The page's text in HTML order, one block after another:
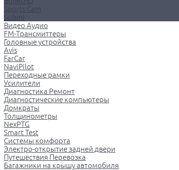
Sports Cam
Subini
Видео Аудио
FM-Трансмиттеры
Головные устройства
Avis
FarCar
NaviPilot
Переходные рамки
Усилители
Диагностика Ремонт
Диагностические компьютеры
Домкраты
Толщинометры
NexPTG
Smart Test
Системы комфорта
Электро-открытие задней двери
Путешествия Перевозка
Багажники на крышу автомобиля